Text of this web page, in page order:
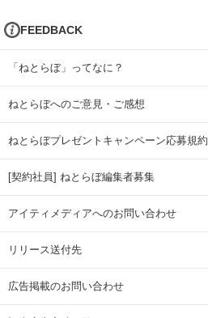
FEEDBACK
「ねとらぼ」ってなに？
ねとらぼへのご意見・ご感想
ねとらぼプレゼントキャンペーン応募規約
[契約社員] ねとらぼ編集者募集
アイティメディアへのお問い合わせ
リリース送付先
広告掲載のお問い合わせ